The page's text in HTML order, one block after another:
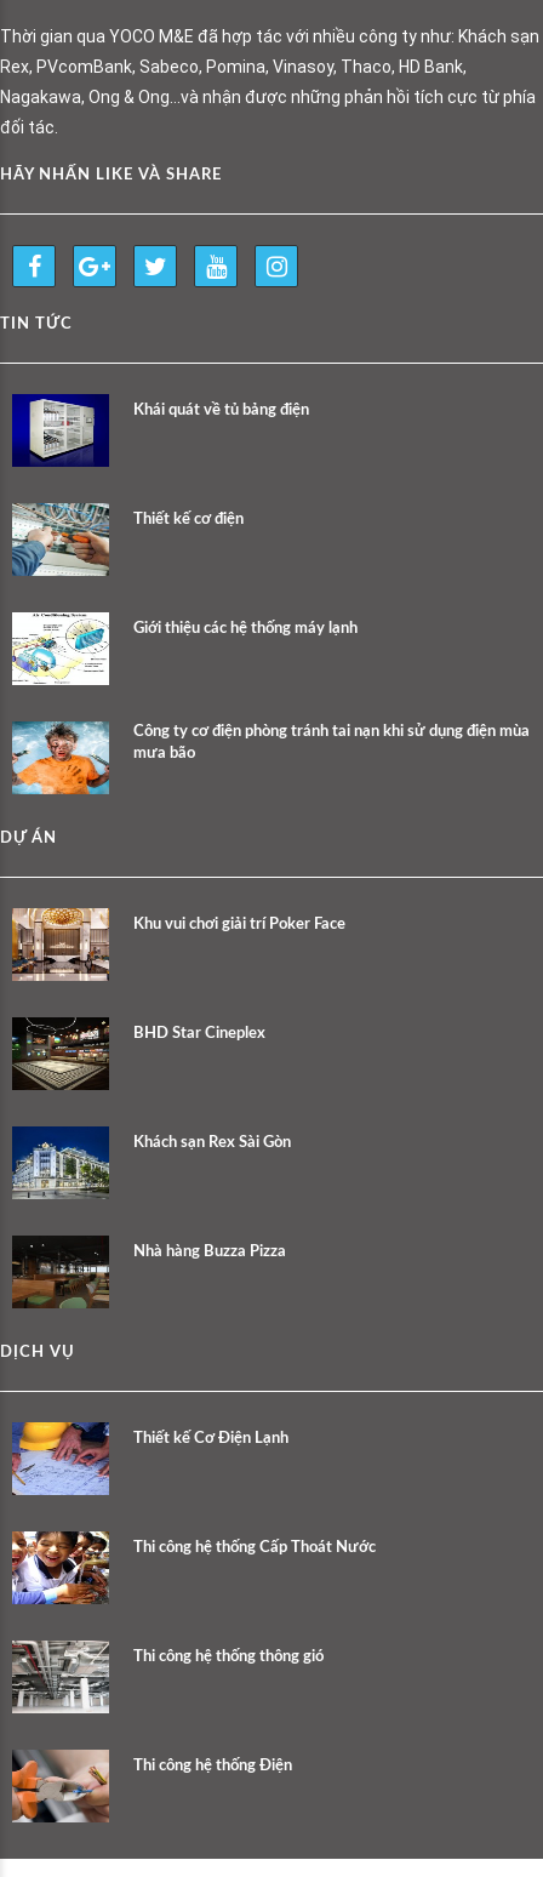
Thời gian qua YOCO M&E đã hợp tác với nhiều công ty như: Khách sạn
Rex, PVcomBank, Sabeco, Pomina, Vinasoy, Thaco, HD Bank,
Nagakawa, Ong & Ong…và nhận được những phản hồi tích cực từ phía
đối tác.
HÃY NHẤN LIKE VÀ SHARE
TIN TỨC
Khái quát về tủ bảng điện
Thiết kế cơ điện
Giới thiệu các hệ thống máy lạnh
Công ty cơ điện phòng tránh tai nạn khi sử dụng điện mùa
mưa bão
DỰ ÁN
Khu vui chơi giải trí Poker Face
BHD Star Cineplex
Khách sạn Rex Sài Gòn
Nhà hàng Buzza Pizza
DỊCH VỤ
Thiết kế Cơ Điện Lạnh
Thi công hệ thống Cấp Thoát Nước
Thi công hệ thống thông gió
Thi công hệ thống Điện